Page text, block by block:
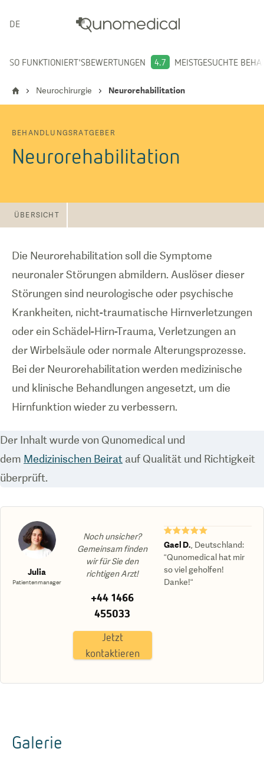
DEUTSCH
SO FUNKTIONIERT'SBEWERTUNGEN 4.7 MEISTGESUCHTE
Neurochirurgie Neurorehabilitation
BEHANDLUNGSRATGEBER
Neurorehabilitation
ÜBERSICHT
Die Neurorehabilitation soll die Symptome
neuronaler Störungen abmildern. Auslöser dieser
Störungen sind neurologische oder psychische
Krankheiten, nicht-traumatische Hirnverletzungen
oder ein Schädel-Hirn-Trauma, Verletzungen an
der Wirbelsäule oder normale Alterungsprozesse.
Bei der Neurorehabilitation werden medizinische
und klinische Behandlungen angesetzt, um die
Hirnfunktion wieder zu verbessern.
Der Inhalt wurde von Qunomedical und
dem Medizinischen Beirat auf Qualität und Richtigkeit
überprüft.
Julia
Patientenmanager
Noch unsicher?
Gemeinsam finden
wir für Sie den
richtigen Arzt!
+44 1466
455033
Jetzt
kontaktieren
★★★★★
Gael D. Deutschland:
“Qunomedical hat mir
so viel geholfen!
Danke!“
Galerie